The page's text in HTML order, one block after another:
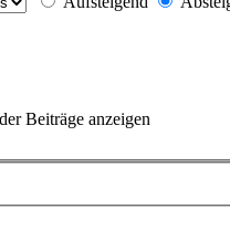
Beiträge anzeigen